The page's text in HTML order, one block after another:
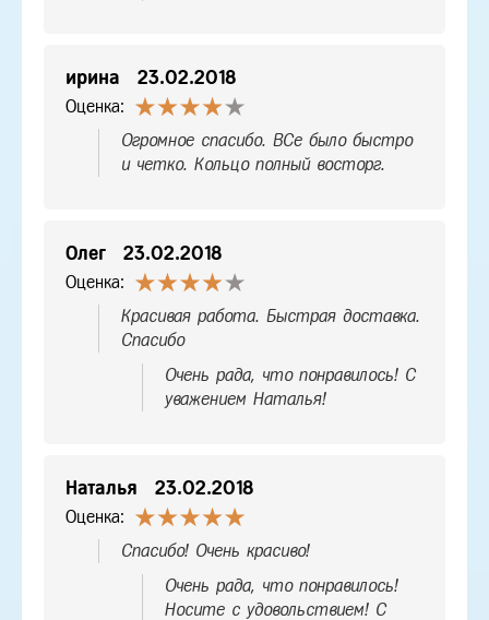
ирина 23.02.2018
Оценка:
Огромное спасибо. ВСе было быстро
и четко. Кольцо полный восторг.
Олег 23.02.2018
Оценка:
Красивая работа. Быстрая доставка.
Спасибо
Очень рада, что понравилось! С
уважением Наталья!
Наталья 23.02.2018
Оценка:
Спасибо! Очень красиво!
Очень рада, что понравилось!
Носите с удовольствием! С